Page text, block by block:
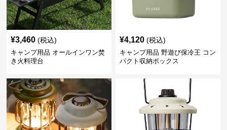
¥3,460 (税込)
キャンプ用品 オールインワン焚
き火料理台
¥4,120 (税込)
キャンプ用品 野遊び保冷王 コン
パクト収納ボックス